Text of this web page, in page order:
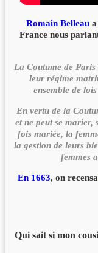
Romain Belleau
France nous
La Coutume de
leur régime
ensemble de
En vertu de la
et ne peut se marier,
fois mariée, la
la gestion de leurs
femmes
En 1663, on
Qui sait si mon